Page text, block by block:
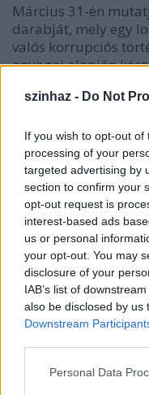
szinhaz - Do Not
If you wish to opt-out
processing of your
targeted advertising by
section to confirm your
opt-out request is
interest-based ads
us or personal
your opt-out. You may
disclosure of your
IAB’s list of
also be disclosed by us
Downstream
Please note that this
Personal Data
Március 31-én
darabját, mely egy
valós korrupciós
anyagai alapján
Egérfogó –
rendezett